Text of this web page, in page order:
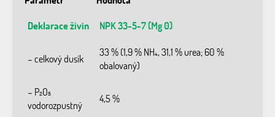
Deklarace živin
NPK 33-5-7 (Mg 0)
– celkový dusík
33 % (1,9 % NH₄, 31,1 % urea; 60 %
obalovaný)
– P₂O₅
vodorozpustný
4,5 %